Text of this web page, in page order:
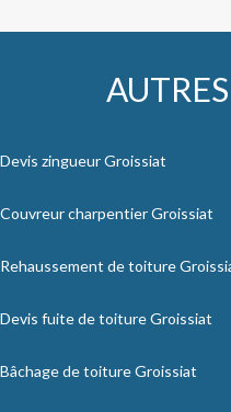
Devis zingueur Groissiat
Couvreur charpentier Groissiat
Rehaussement de toiture
Devis fuite de toiture Groissiat
Bâchage de toiture Groissiat